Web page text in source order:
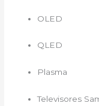
OLED
QLED
Plasma
Televisores